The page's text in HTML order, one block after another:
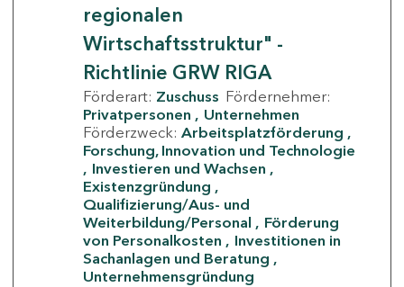
regionalen
Wirtschaftsstruktur" -
Richtlinie GRW RIGA
Förderart: Zuschuss Fördernehmer:
Privatpersonen
Unternehmen
Förderzweck: Arbeitsplatzförderung
Forschung, Innovation und Technologie
Investieren und Wachsen
Existenzgründung
Qualifizierung/Aus- und
Weiterbildung/Personal
Förderung
von Personalkosten
Investitionen in
Sachanlagen und Beratung
Unternehmensgründung